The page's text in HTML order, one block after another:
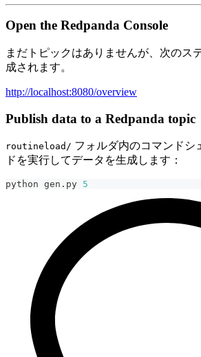
Open the Redpanda Console
まだトピックはありませんが、次のス
成されます。
http://localhost:8080/overview
Publish data to a Redpanda topic
routineload/ フォルダ内のコマンドシ
ドを実行してデータを生成します：
python gen . py 5